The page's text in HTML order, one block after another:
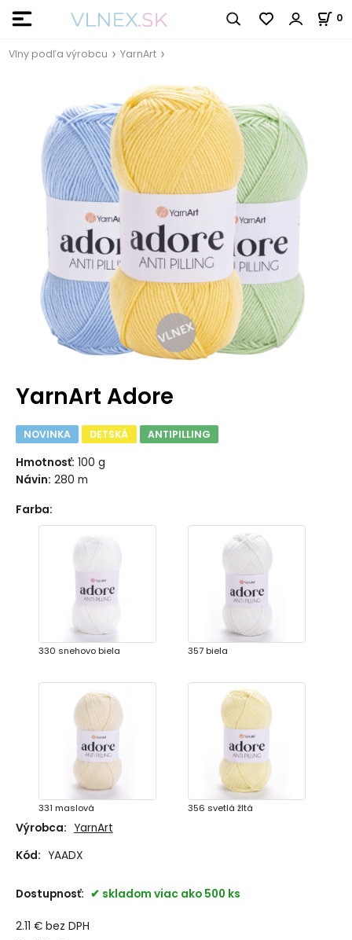
0
Vlny podľa výrobcu YarnArt
YarnArt Adore
NOVINKA DETSKÁ ANTIPILLING
Hmotnosť: 100 g
Návin: 280 m
Farba:
330 snehovo biela 357 biela
331 maslová 356 svetlá žltá
Výrobca: YarnArt
Kód: YAADX
Dostupnosť: skladom viac ako 500 ks
2.11 € bez DPH